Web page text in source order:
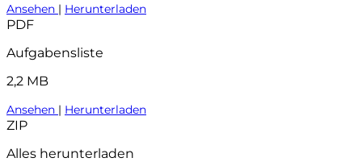
Ansehen | Herunterladen
PDF
Aufgabensliste
2,2 MB
Ansehen | Herunterladen
ZIP
Alles herunterladen